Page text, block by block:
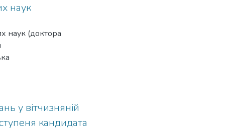
наук
наук (доктора
у вітчизняній
кандидата